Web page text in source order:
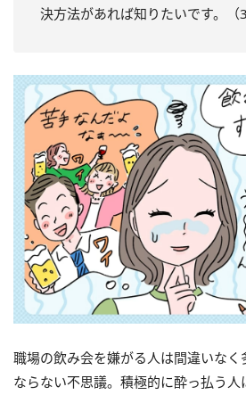
決方法があれば知りたいです。（
職場の飲み会を嫌がる人は間違いなく
ならない不思議。積極的に酔っ払う人